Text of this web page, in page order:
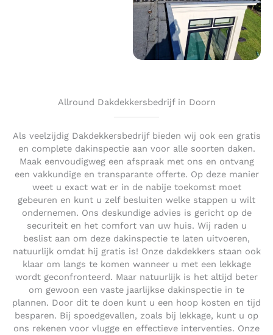
Allround Dakdekkersbedrijf in Doorn
Als veelzijdig Dakdekkersbedrijf bieden wij ook een gratis
en complete dakinspectie aan voor alle soorten daken.
Maak eenvoudigweg een afspraak met ons en ontvang
een vakkundige en transparante offerte. Op deze manier
weet u exact wat er in de nabije toekomst moet
gebeuren en kunt u zelf besluiten welke stappen u wilt
ondernemen. Ons deskundige advies is gericht op de
securiteit en het comfort van uw huis. Wij raden u
beslist aan om deze dakinspectie te laten uitvoeren,
natuurlijk omdat hij gratis is! Onze dakdekkers staan ook
klaar om langs te komen wanneer u met een lekkage
wordt geconfronteerd. Maar natuurlijk is het altijd beter
om gewoon een vaste jaarlijkse dakinspectie in te
plannen. Door dit te doen kunt u een hoop kosten en tijd
besparen. Bij spoedgevallen, zoals bij lekkage, kunt u op
ons rekenen voor vlugge en effectieve interventies. Onze